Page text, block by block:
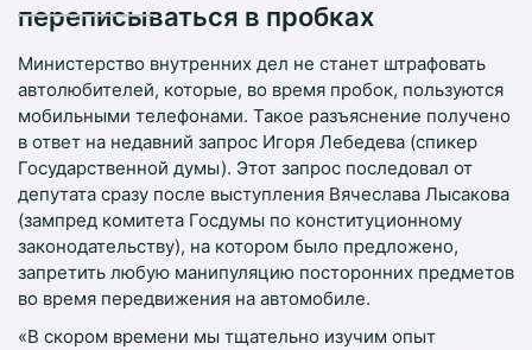
переписываться в пробках
Министерство внутренних дел не станет штрафовать
автолюбителей, которые, во время пробок, пользуются
мобильными телефонами. Такое разъяснение получено
в ответ на недавний запрос Игоря Лебедева (спикер
Государственной думы). Этот запрос последовал от
депутата сразу после выступления Вячеслава Лысакова
(зампред комитета Госдумы по конституционному
законодательству), на котором было предложено,
запретить любую манипуляцию посторонних предметов
во время передвижения на автомобиле.
«В скором времени мы тщательно изучим опыт